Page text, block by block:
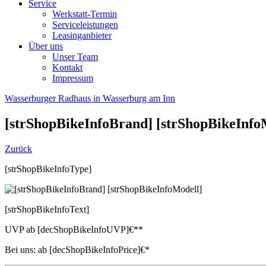
Service
Werkstatt-Termin
Serviceleistungen
Leasinganbieter
Über uns
Unser Team
Kontakt
Impressum
Wasserburger Radhaus in Wasserburg am Inn
[strShopBikeInfoBrand]
Zurück
[strShopBikeInfoType]
[strShopBikeInfoText]
UVP ab [decShopBikeInfoUVP]€**
Bei uns: ab [decShopBikeInfoPrice]€*